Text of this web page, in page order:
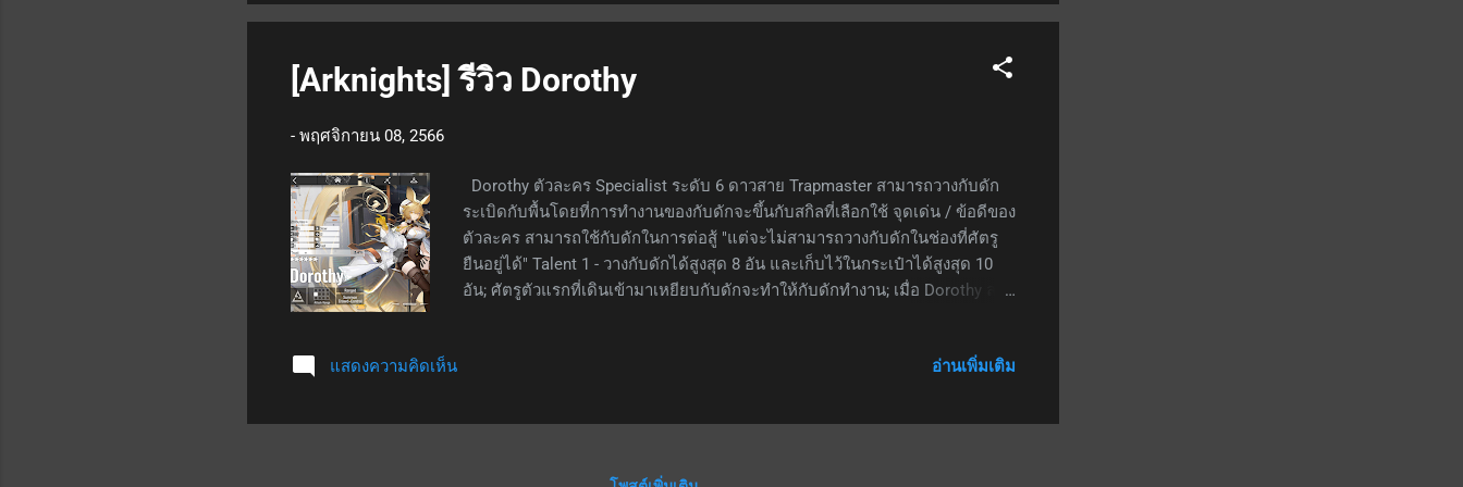
ยิงไม่โดนศัตรูเลย สรุป เป็นตัวละครโจมตีหมู่ที่ทำดาเมจกายภาพได้ดีกับศัตรูที่
[Arknights] รีวิว Dorothy
- พฤศจิกายน 08, 2566
Dorothy ตัวละคร Specialist ระดับ 6 ดาวสาย Trapmaster สามารถวางกับดัก
ระเบิดกับพื้นโดยที่การทำงานของกับดักจะขึ้นกับสกิลที่เลือกใช้ จุดเด่น / ข้อดีของ
ตัวละคร สามารถใช้กับดักในการต่อสู้ "แต่จะไม่สามารถวางกับดักในช่องที่ศัตรู
ยืนอยู่ได้" Talent 1 - วางกับดักได้สูงสุด 8 อัน และเก็บไว้ในกระเป๋าได้สูงสุด 10
อัน; ศัตรูตัวแรกที่เดินเข้ามาเหยียบกับดักจะทำให้กับดักทำงาน; เมื่อ Dorothy ลง
สกิลใช้เองอัตโนมัติ; เมื่อสกิลถูกใช้งานจะเติมกับดักเข้ากระเป๋า 1 อันเสมอ; ใช้ SP
กายภาพใส่เป้าหมายตัวเดียว และดีบัฟเป้าหมายนั้น -30% DEF เป็นเวลา 5 วินาที
เป็ยกายภาพใส่เป้าหมายทุกตัวในระยะ (ระยะน่าจะเป็น 4 ช่องรอบกับดัก) โดย
แสดงความคิดเห็น อ่านเพิ่มเติม